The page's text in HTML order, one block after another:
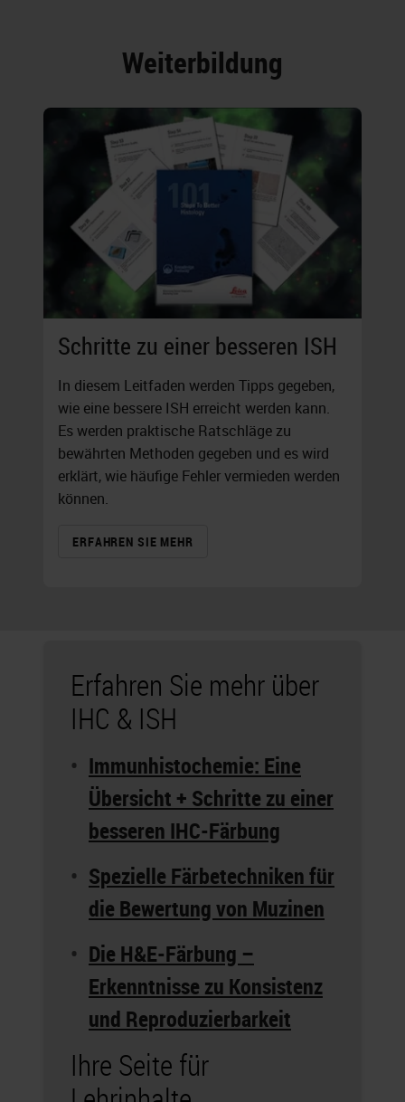
Weiterbildung
Schritte zu einer besseren ISH
In diesem Leitfaden werden Tipps gegeben,
wie eine bessere ISH erreicht werden kann.
Es werden praktische Ratschläge zu
bewährten Methoden gegeben und es wird
erklärt, wie häufige Fehler vermieden werden
können.
ERFAHREN SIE MEHR
Erfahren Sie mehr über
IHC & ISH
Immunhistochemie: Eine
Übersicht + Schritte zu einer
besseren IHC-Färbung
Spezielle Färbetechniken für
die Bewertung von Muzinen
Die H&E-Färbung –
Erkenntnisse zu Konsistenz
und Reproduzierbarkeit
Ihre Seite für